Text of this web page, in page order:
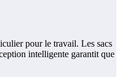
pour le travail. Les sacs
intelligente garantit que